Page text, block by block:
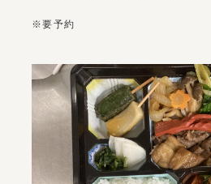
※要予約